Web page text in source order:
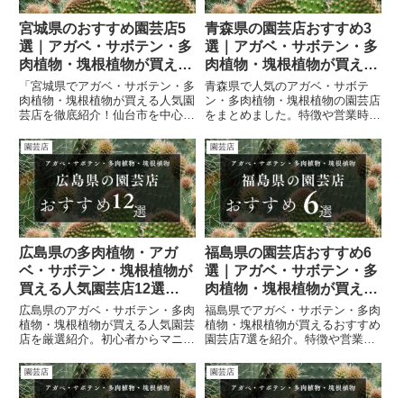
宮城県のおすすめ園芸店5
選｜アガベ・サボテン・多
肉植物・塊根植物が買える
人気ショップまとめ
「宮城県でアガベ・サボテン・多
肉植物・塊根植物が買える人気園
芸店を徹底紹介！仙台市を中心に
付きで解説。初心者からマニアま
で楽しめるおすすめショップまと
め。」
青森県の園芸店おすすめ3
選｜アガベ・サボテン・多
肉植物・塊根植物が買える
人気ショップまとめ
青森県で人気のアガベ・サボテ
ン・多肉植物・塊根植物の園芸店
をまとめました。特徴や営業時
介。
園芸店
広島県の多肉植物・アガ
ベ・サボテン・塊根植物が
買える人気園芸店12選
【2026年最新版】
広島県のアガベ・サボテン・多肉
植物・塊根植物が買える人気園芸
店を厳選紹介。初心者からマニア
園芸店
福島県の園芸店おすすめ6
選｜アガベ・サボテン・多
肉植物・塊根植物が買える
人気ショップまとめ
福島県でアガベ・サボテン・多肉
植物・塊根植物が買えるおすすめ
園芸店7選を紹介。特徴や営業時
す。
園芸店 園芸店